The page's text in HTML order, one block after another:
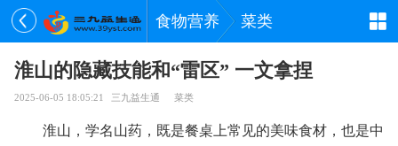
食物营养 菜类
淮山的隐藏技能和“雷区” 一文拿捏
2025-06-05 18:05:21 三九益生通 菜类
淮山，学名山药，既是餐桌上常见的美味食材，也是中